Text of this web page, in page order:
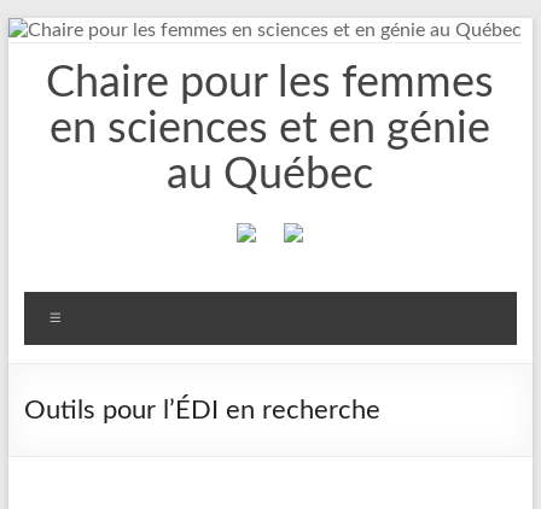
Aller
contenuChaire pour les femmes
en sciences et en génie
au Québec
Outils pour l’ÉDI en recherche